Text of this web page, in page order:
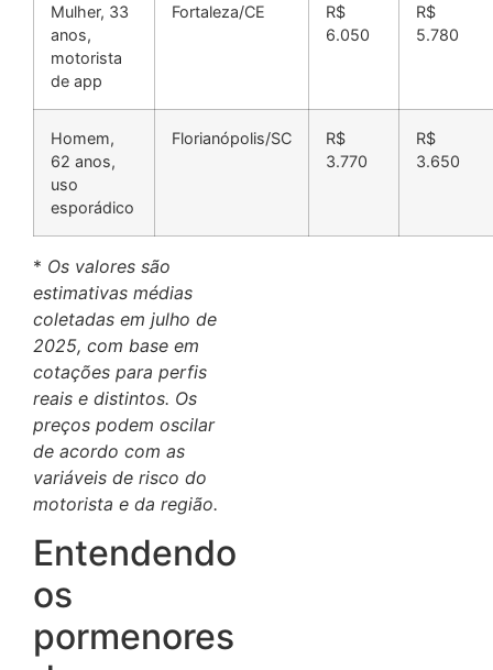
Mulher, 33
anos,
motorista
de app
Fortaleza/CE
R$
6.050
R$
5.780
Homem,
62 anos,
uso
esporádico
Florianópolis/SC
R$
3.770
R$
3.650
* Os valores são
estimativas médias
coletadas em julho de
2025, com base em
cotações para perfis
reais e distintos. Os
preços podem oscilar
de acordo com as
variáveis de risco do
motorista e da região.
Entendendo
os
pormenores